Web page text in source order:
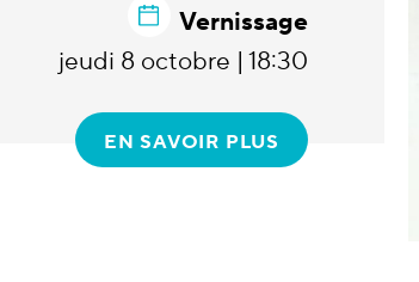
Vernissage
jeudi 8 octobre | 18:30
EN SAVOIR PLUS